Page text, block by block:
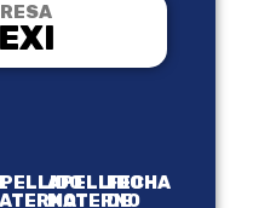
APELLIDO
MATERNO
FECHA
DE